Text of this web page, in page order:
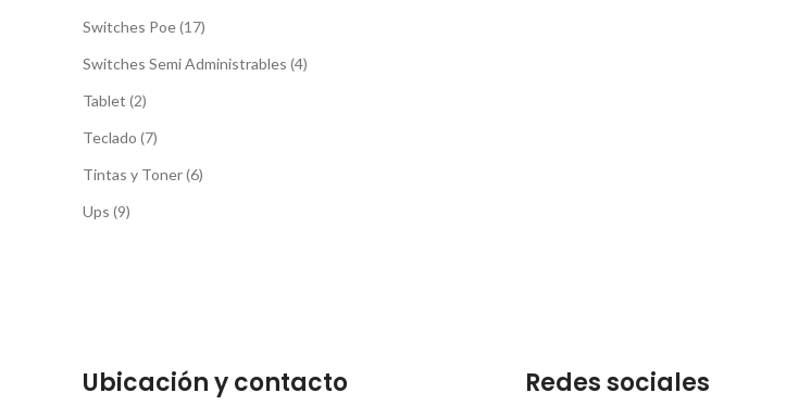
Switches Poe 1717
Switches Semi Administrables 44
Tablet 22
Teclado 77
Tintas y Toner 66
Ups 99
Ubicación y contacto Redes sociales